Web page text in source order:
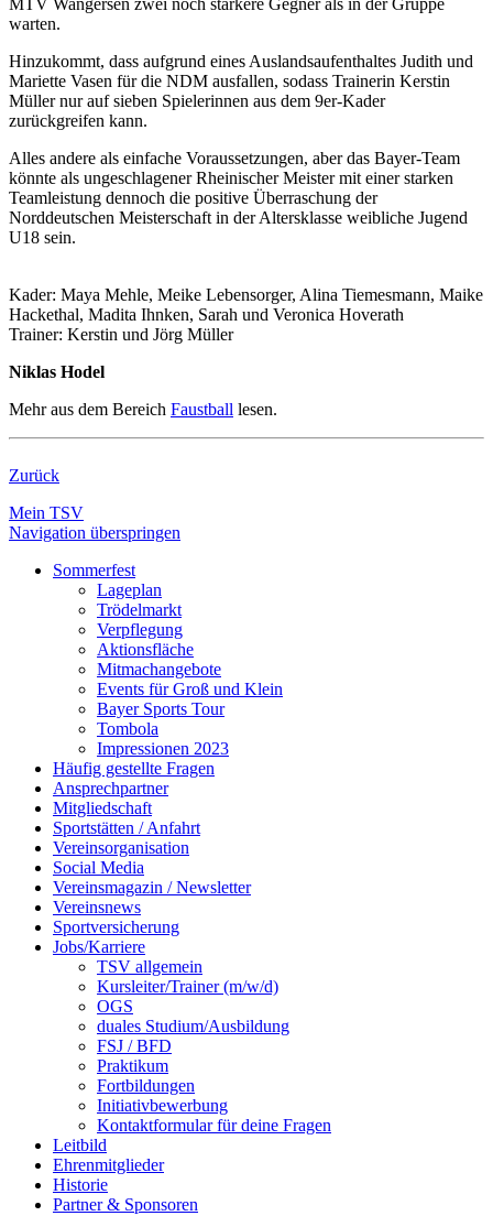
MTV Wangersen zwei noch stärkere Gegner als in der Gruppe
warten.
Hinzukommt, dass aufgrund eines Auslandsaufenthaltes Judith und
Mariette Vasen für die NDM ausfallen, sodass Trainerin Kerstin
Müller nur auf sieben Spielerinnen aus dem 9er-Kader
zurückgreifen kann.
Alles andere als einfache Voraussetzungen, aber das Bayer-Team
könnte als ungeschlagener Rheinischer Meister mit einer starken
Teamleistung dennoch die positive Überraschung der
Norddeutschen Meisterschaft in der Altersklasse weibliche Jugend
U18 sein.
Kader: Maya Mehle, Meike Lebensorger, Alina Tiemesmann, Maike
Hackethal, Madita Ihnken, Sarah und Veronica Hoverath
Trainer: Kerstin und Jörg Müller
Niklas Hodel
Mehr aus dem Bereich Faustball lesen.
Zurück
Mein TSV
Navigation überspringen
Sommerfest
Lageplan
Trödelmarkt
Verpflegung
Aktionsfläche
Mitmachangebote
Events für Groß und Klein
Bayer Sports Tour
Tombola
Impressionen 2023
Häufig gestellte Fragen
Ansprechpartner
Mitgliedschaft
Sportstätten / Anfahrt
Vereinsorganisation
Social Media
Vereinsmagazin / Newsletter
Vereinsnews
Sportversicherung
Jobs/Karriere
TSV allgemein
Kursleiter/Trainer (m/w/d)
OGS
duales Studium/Ausbildung
FSJ / BFD
Praktikum
Fortbildungen
Initiativbewerbung
Kontaktformular für deine Fragen
Leitbild
Ehrenmitglieder
Historie
Partner & Sponsoren